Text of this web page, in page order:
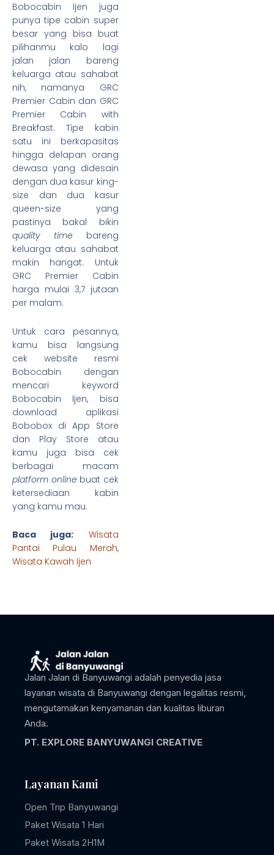
Bobocabin Ijen juga
punya tipe cabin super
besar yang bisa buat
pilihanmu kalo lagi
jalan jalan bareng
keluarga atau sahabat
nih, namanya GRC
Premier Cabin dan GRC
Premier Cabin with
Breakfast. Tipe kabin
satu ini berkapasitas
hingga delapan orang
dewasa yang didesain
dengan dua kasur king-
size dan dua kasur
queen-size yang
pastinya bakal bikin
quality time bareng
keluarga atau sahabat
makin hangat. Untuk
GRC Premier Cabin
harga mulai 3,7 jutaan
per malam.
Untuk cara pesannya,
kamu bisa langsung
cek website resmi
Bobocabin dengan
mencari keyword
Bobocabin Ijen, bisa
download aplikasi
Bobobox di App Store
dan Play Store atau
kamu juga bisa cek
berbagai macam
platform online buat cek
ketersediaan kabin
yang kamu mau.
Baca juga:
Wisata
Pantai Pulau Merah,
Wisata Kawah Ijen
Jalan Jalan di Banyuwangi adalah penyedia jasa
layanan wisata di Banyuwangi dengan legalitas resmi,
mengutamakan kenyamanan dan kualitas liburan
Anda.
PT. EXPLORE BANYUWANGI CREATIVE
Layanan Kami
Open Trip Banyuwangi
Paket Wisata 1 Hari
Paket Wisata 2H1M